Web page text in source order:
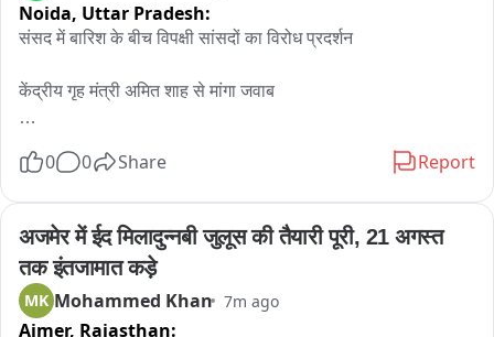
Noida, Uttar Pradesh:
संसद में बारिश के बीच विपक्षी सांसदों का विरोध प्रदर्शन
केंद्रीय गृह मंत्री अमित शाह से मांगा जवाब
0 0 Share Report
अजमेर में ईद मिलादुन्नबी जुलूस की तैयारी पूरी, 21 अगस्त
तक इंतजामात कड़े
MK Mohammed Khan 7m ago
Ajmer, Rajasthan: